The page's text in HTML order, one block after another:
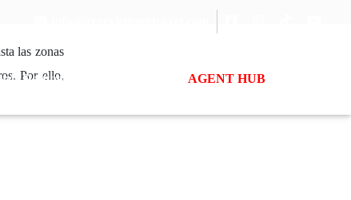
Destinos AGENT HUB
las zonas
Por ello,